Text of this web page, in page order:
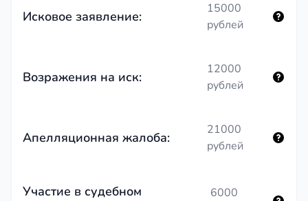
Исковое заявление:
15000
рублей
Возражения на иск:
12000
рублей
Апелляционная жалоба:
21000
рублей
Участие в судебном
6000